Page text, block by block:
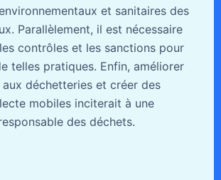
et sanitaires des
Parallèlement, il est nécessaire
contrôles et les sanctions pour
telles pratiques. Enfin, améliorer
aux déchetteries et créer des
mobiles inciterait à une
des déchets.